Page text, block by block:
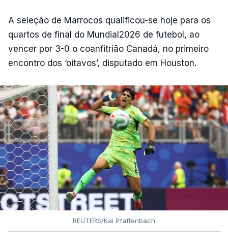
A seleção de Marrocos qualificou-se hoje para os
quartos de final do Mundial2026 de futebol, ao
vencer por 3-0 o coanfitrião Canadá, no primeiro
encontro dos ‘oitavos’, disputado em Houston.
REUTERS/Kai Pfaffenbach